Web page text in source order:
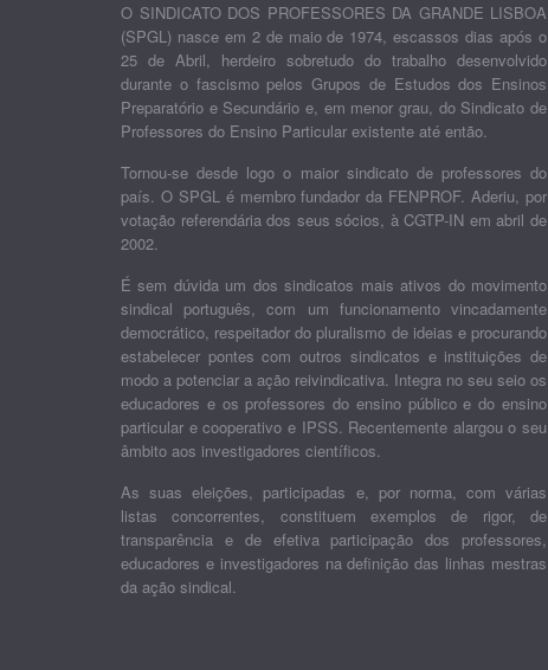
O SINDICATO DOS PROFESSORES DA GRANDE LISBOA
(SPGL) nasce em 2 de maio de 1974, escassos dias após o
25 de Abril, herdeiro sobretudo do trabalho desenvolvido
durante o fascismo pelos Grupos de Estudos dos Ensinos
Preparatório e Secundário e, em menor grau, do Sindicato de
Professores do Ensino Particular existente até então.
Tornou-se desde logo o maior sindicato de professores do
país. O SPGL é membro fundador da FENPROF. Aderiu, por
votação referendária dos seus sócios, à CGTP-IN em abril de
2002.
É sem dúvida um dos sindicatos mais ativos do movimento
sindical português, com um funcionamento vincadamente
democrático, respeitador do pluralismo de ideias e procurando
estabelecer pontes com outros sindicatos e instituições de
modo a potenciar a ação reivindicativa. Integra no seu seio os
educadores e os professores do ensino público e do ensino
particular e cooperativo e IPSS. Recentemente alargou o seu
âmbito aos investigadores científicos.
As suas eleições, participadas e, por norma, com várias
listas concorrentes, constituem exemplos de rigor, de
transparência e de efetiva participação dos professores,
educadores e investigadores na definição das linhas mestras
da ação sindical.